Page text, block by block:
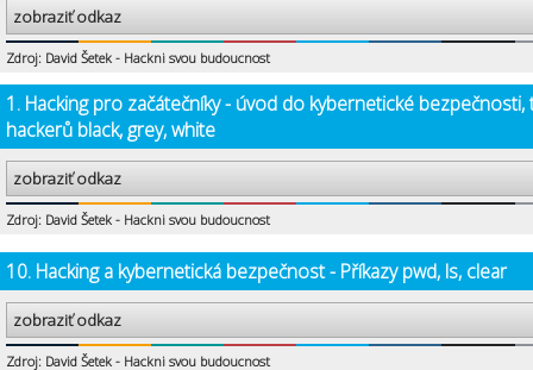
zobraziť odkaz
Zdroj: David Šetek - Hackni svou budoucnost
1. Hacking pro začátečníky - úvod do kybernetické bezpečnosti,
hackerů black, grey, white
zobraziť odkaz
Zdroj: David Šetek - Hackni svou budoucnost
10. Hacking a kybernetická bezpečnost - Příkazy pwd, ls, clear
zobraziť odkaz
Zdroj: David Šetek - Hackni svou budoucnost